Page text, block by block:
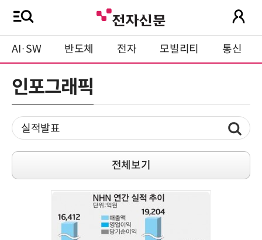
AI·SW 반도체 전자 모빌리티 통신
인포그래픽
전체보기